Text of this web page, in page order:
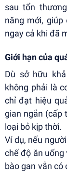
sau tổn
năng mới,
ngay cả khi đã
Giới hạn của
Dù sở hữu
không phải là
chỉ đạt hiệu
gian ngắn (cấp
loại bỏ kịp thời.
Ví dụ, nếu
chế độ ăn
bào gan vẫn có